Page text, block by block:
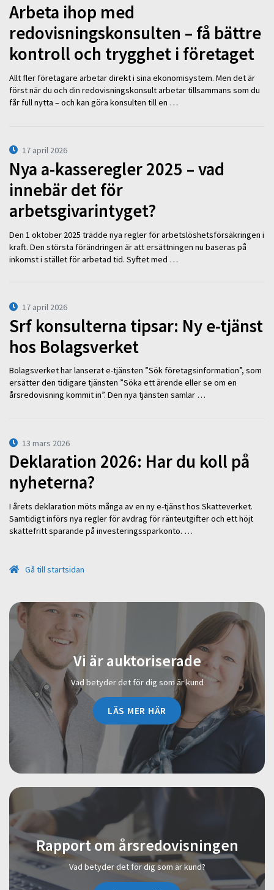
Arbeta ihop med
redovisningskonsulten – få bättre
kontroll och trygghet i företaget
Allt fler företagare arbetar direkt i sina ekonomisystem. Men det är
först när du och din redovisningskonsult arbetar tillsammans som du
får full nytta – och kan göra konsulten till en …
17 april 2026
Nya a-kasseregler 2025 – vad
innebär det för
arbetsgivarintyget?
Den 1 oktober 2025 trädde nya regler för arbetslöshetsförsäkringen i
kraft. Den största förändringen är att ersättningen nu baseras på
inkomst i stället för arbetad tid. Syftet med …
17 april 2026
Srf konsulterna tipsar: Ny e-tjänst
hos Bolagsverket
Bolagsverket har lanserat e-tjänsten ”Sök företagsinformation”, som
ersätter den tidigare tjänsten ”Söka ett ärende eller se om en
årsredovisning kommit in”. Den nya tjänsten samlar …
13 mars 2026
Deklaration 2026: Har du koll på
nyheterna?
I årets deklaration möts många av en ny e-tjänst hos Skatteverket.
Samtidigt införs nya regler för avdrag för ränteutgifter och ett höjt
skattefritt sparande på investeringssparkonto. …
Gå till startsidan
Vi är auktoriserade
Vad betyder det för dig som är kund
LÄS MER HÄR
Rapport om årsredovisningen
Vad betyder det för dig som är kund?